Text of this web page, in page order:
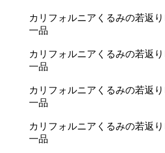
カリフォルニアくるみの若返
一品
カリフォルニアくるみの若返
一品
カリフォルニアくるみの若返
一品
カリフォルニアくるみの若返
一品